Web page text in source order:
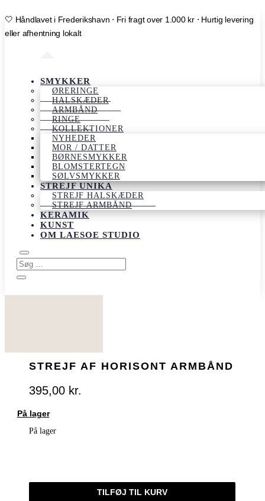
🤍 Håndlavet i Frederikshavn ⋅ Fri fragt over 1.000 kr ⋅ Hurtig levering
eller afhentning lokalt
SMYKKER
ØRERINGE
HALSKÆDER
ARMBÅND
RINGE
KOLLEKTIONER
NYHEDER
MOR / DATTER
BØRNESMYKKER
BLOMSTERTEGN
SØLVSMYKKER
STREJF UNIKA
STREJF HALSKÆDER
STREJF ARMBÅND
KERAMIK
KUNST
OM LAESOE STUDIO
STREJF AF HORISONT ARMBÅND
395,00 kr.
På lager
På lager
HORISONT
TILFØJ TIL KURV